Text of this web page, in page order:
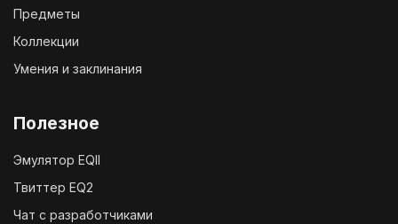
Предметы
Коллекции
Умения и заклинания
Полезное
Эмулятор EQII
Твиттер EQ2
Чат с разработчиками